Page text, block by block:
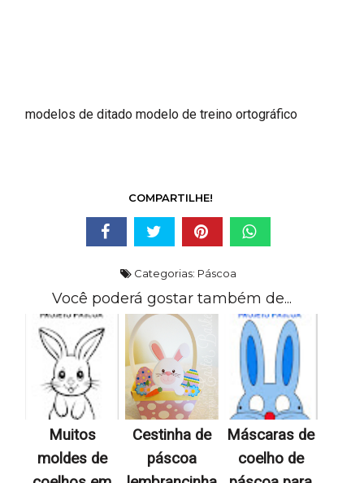
modelos de ditado modelo de treino ortográfico
COMPARTILHE!
Categorias: Páscoa
Você poderá gostar também de...
Muitos
moldes de
Cestinha de
páscoa
Máscaras de
coelho de